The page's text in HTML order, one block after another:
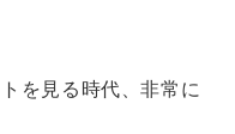
を見る時代、非常に